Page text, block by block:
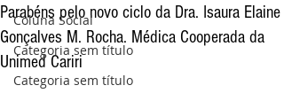
Coluna Social
Categoria sem título
Categoria sem título
Parabéns pelo novo ciclo da Dra. Isaura Elaine
Gonçalves M. Rocha. Médica Cooperada da
Unimed Cariri